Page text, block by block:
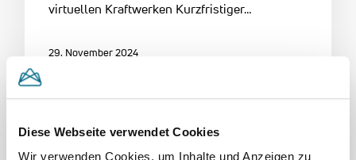
Diese Webseite verwendet Cookies
Wir verwenden Cookies, um Inhalte und Anzeigen zu
virtuellen Kraftwerken Kurzfristiger…
29. November 2024
EN followfood Food & Beverage